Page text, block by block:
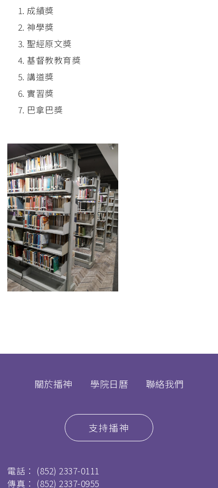
成績獎
神學獎
聖經原文獎
基督教教育獎
講道獎
實習獎
巴拿巴獎
關於播神 學院日曆 聯絡我們
支持播神
電話： (852) 2337-0111
傳真： (852) 2337-0955